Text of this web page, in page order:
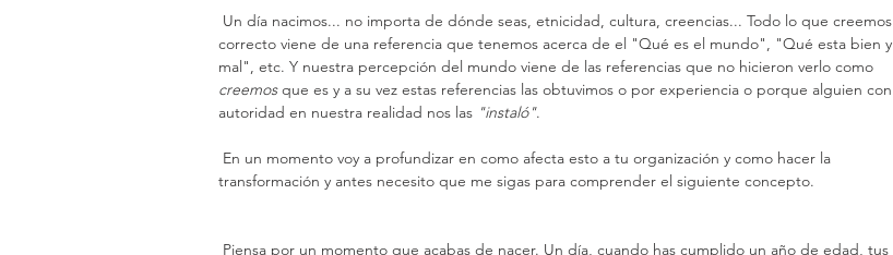
correcto viene de una referencia que tenemos acerca de el "Qué es el mundo", "Qué esta bien y
mal", etc. Y nuestra percepción del mundo viene de las referencias que no hicieron verlo como
creemos que es y a su vez estas referencias las obtuvimos o por experiencia o porque alguien con
autoridad en nuestra realidad nos las "instaló".
transformación y antes necesito que me sigas para comprender el siguiente concepto.